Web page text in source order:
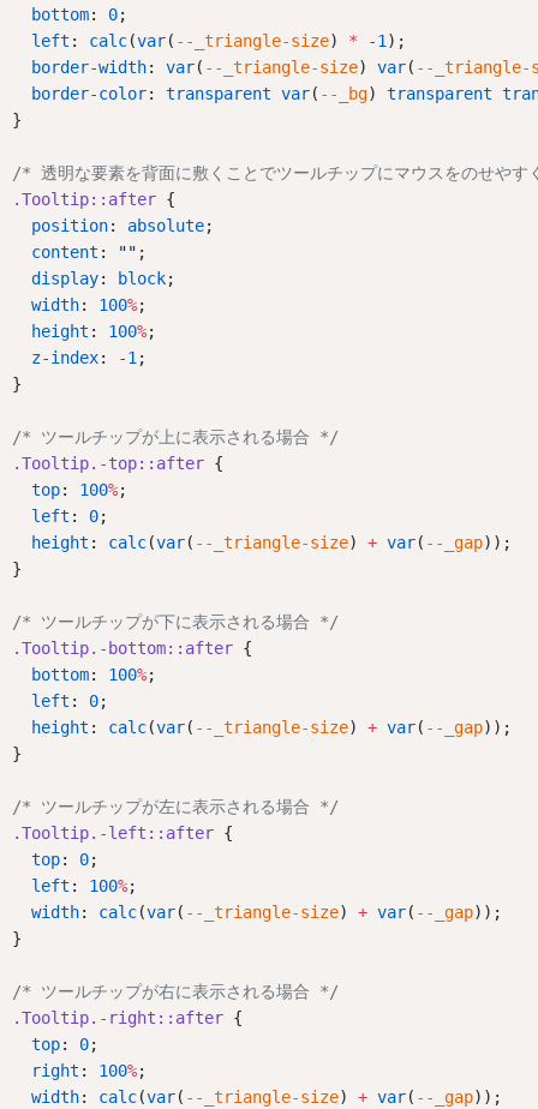
bottom: 0;
left : calc(var( --_triangle-size) * -1);
border-width: var( --_triangle-size) var( --_triangle-
border-color: transparent var( --_bg) transparent
}
/* 透明な要素を背面に敷くことでツールチップにマウスをのせや
.Tooltip::after {
position: absolute;
content : "" ;
display: block;
width: 100%;
height : 100%;
z-index: -1;
}
/* ツールチップが上に表示される場合 */
.Tooltip.-top::after {
top: 100%;
left : 0;
height : calc(var( --_triangle-size) + var( --_gap));
}
/* ツールチップが下に表示される場合 */
.Tooltip.-bottom::after {
bottom: 100%;
left : 0;
height : calc(var( --_triangle-size) + var( --_gap));
}
/* ツールチップが左に表示される場合 */
.Tooltip.-left::after {
top: 0;
left : 100%;
width: calc(var( --_triangle-size) + var( --_gap));
}
/* ツールチップが右に表示される場合 */
.Tooltip.-right::after {
top: 0;
right : 100%;
width: calc(var( --_triangle-size) + var( --_gap));